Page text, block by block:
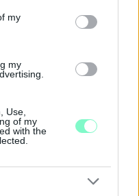
my
my
Use,
of my
with the